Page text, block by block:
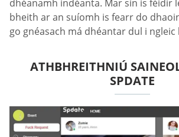
dhéanamh indéanta. Mar sin is féidir
bheith ar an suíomh is fearr do
go gnéasach má dhéantar dul i
ATHBHREITHNIÚ
SPDATE